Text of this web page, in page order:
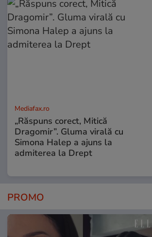
Mediafax.ro
„Răspuns corect, Mitică
Dragomir”. Gluma virală cu
Simona Halep a ajuns la
admiterea la Drept
PROMO